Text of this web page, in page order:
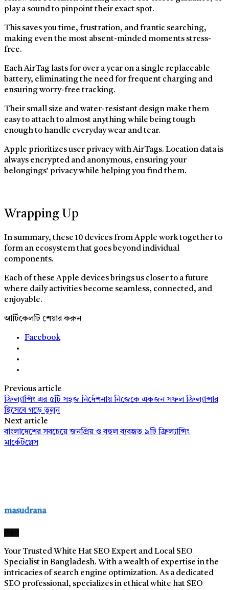
play a sound to pinpoint their exact spot.
This saves you time, frustration, and frantic searching,
making even the most absent-minded moments stress-
free.
Each AirTag lasts for over a year on a single replaceable
battery, eliminating the need for frequent charging and
ensuring worry-free tracking.
Their small size and water-resistant design make them
easy to attach to almost anything while being tough
enough to handle everyday wear and tear.
Apple prioritizes user privacy with AirTags. Location data is
always encrypted and anonymous, ensuring your
belongings’ privacy while helping you find them.
Wrapping Up
In summary, these 10 devices from Apple work together to
form an ecosystem that goes beyond individual
components.
Each of these Apple devices brings us closer to a future
where daily activities become seamless, connected, and
enjoyable.
আর্টিকেলটি শেয়ার করুন
Facebook
Previous article
ফ্রিল্যান্সিং এর ৫টি সহজ নির্দেশনায় নিজেকে একজন সফল ফ্রিল্যান্সার
হিসেবে গড়ে তুলুন
Next article
বাংলাদেশের সবচেয়ে জনপ্রিয় ও বহুল ব্যবহৃত ৯টি ফ্রিল্যান্সিং
মার্কেটপ্লেস
masudrana
Your Trusted White Hat SEO Expert and Local SEO
Specialist in Bangladesh. With a wealth of expertise in the
intricacies of search engine optimization. As a dedicated
SEO professional, specializes in ethical white hat SEO